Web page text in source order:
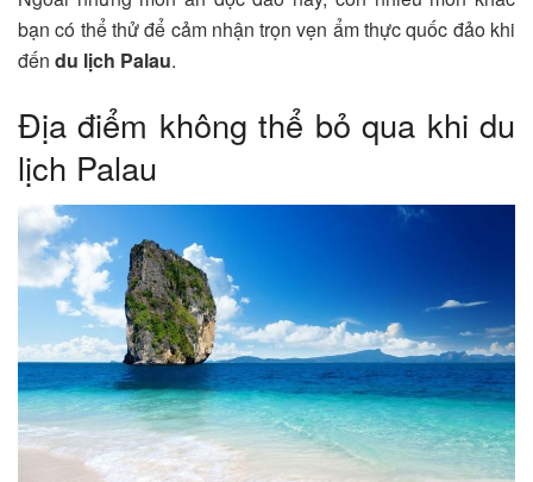
bạn có thể thử để cảm nhận trọn vẹn ẩm thực quốc đảo khi
đến du lịch Palau.
Địa điểm không thể bỏ qua khi du
lịch Palau